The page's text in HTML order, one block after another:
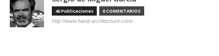
46 Publicaciones 0 COMENTARIOS
http://www.hand-architecture.com/